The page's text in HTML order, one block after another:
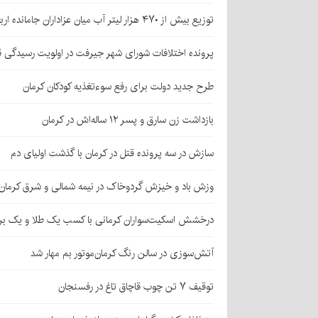
توزیع بیش از ۴۷۰ هزار لیتر آب میان عزاداران جامانده اربعین در کرمان
پرونده اختلافات شورای شهر جیرفت در اولویت
طرح جدید دولت برای رفع سوءتغذیه کودکان کرمان
بازداشت زن سارق و پسر ۱۲ ساله‌اش در کرمان
سازش در سه پرونده قتل در کرمان با گذشت اولیای دم
وزش باد و خیزش گردوخاک در نیمه شمالی و شرق
درخشش اسکیت‌سواران کرمانی با کسب یک طلا و یک
آتش‌سوزی در سالن رنگ کرمان‌موتور بم مهار شد
توقیف ۷ تن چوب قاچاق تاغ در رفسنجان